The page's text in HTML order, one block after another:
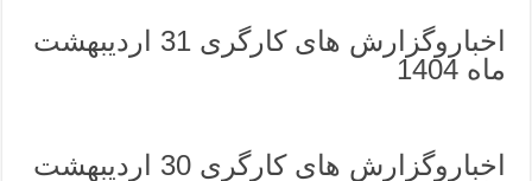
اخباروگزارش های کارگری 31 اردیبهشت
ماه 1404
اخباروگزارش های کارگری 30 اردیبهشت